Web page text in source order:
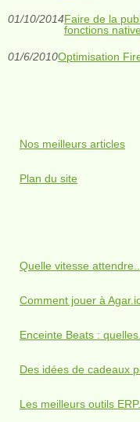
01/10/2014Faire de la
fonctions
01/6/2010Optimisation
Nos meilleurs articles
Plan du site
Quelle vitesse attendre...
Comment jouer à Agar.io
Enceinte Beats :
Des idées de cadeaux
Les meilleurs outils ERP...